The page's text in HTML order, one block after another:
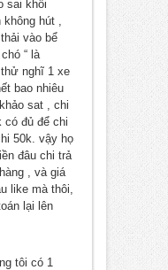
sai khối
hút ,
vào bể
“ là
nghĩ 1 xe
bao nhiêu
sat , chi
có đủ để chi
50k. vậy họ
đâu chi trả
, và giá
like mà thôi,
lại lên
tôi có 1